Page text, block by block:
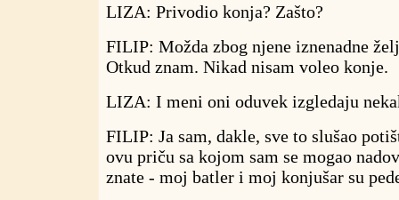
LIZA: Privodio konja? Zašto?
FILIP: Možda zbog njene iznenadne
Otkud znam. Nikad nisam voleo konje.
LIZA: I meni oni oduvek izgledaju
FILIP: Ja sam, dakle, sve to slušao
ovu priču sa kojom sam se mogao
znate - moj batler i moj konjušar su